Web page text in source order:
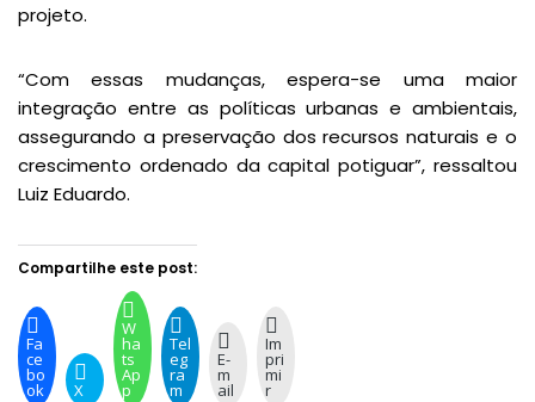
projeto.
“Com essas mudanças, espera-se uma maior
integração entre as políticas urbanas e ambientais,
assegurando a preservação dos recursos naturais e o
crescimento ordenado da capital potiguar”, ressaltou
Luiz Eduardo.
Compartilhe este post:
Fa
ce
bo
ok X
W
ha
ts
Ap
p
Tel
eg
ra
m
E-
m
ail
Im
pri
mi
r